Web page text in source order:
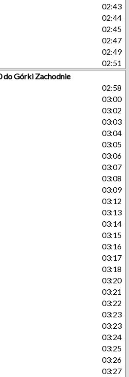
02:43
02:44
02:45
02:47
02:49
02:51
do Górki Zachodnie
02:58
03:00
03:02
03:03
03:04
03:05
03:06
03:07
03:08
03:09
03:12
03:13
03:14
03:15
03:16
03:17
03:18
03:20
03:21
03:22
03:23
03:23
03:24
03:25
03:26
03:27